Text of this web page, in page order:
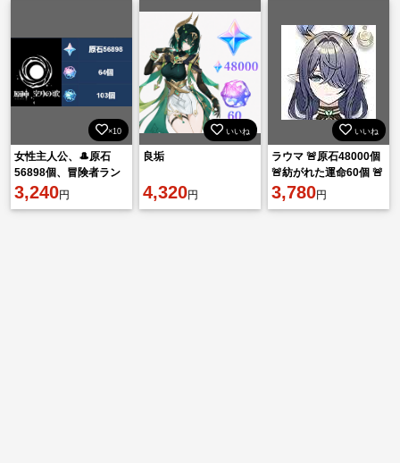
×10
女性主人公、🎩原石
56898個、冒険者ラン
ク55、🎩紡がれた運命
64個
3,240円
いいね
良垢
4,320円
いいね
ラウマ 🚨原石48000個
🚨紡がれた運命60個 🚨
出会いの縁100個
3,780円